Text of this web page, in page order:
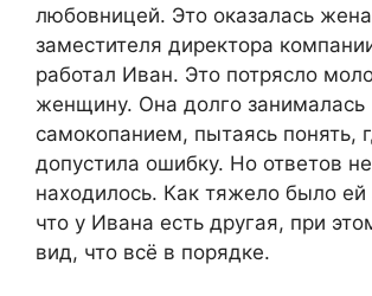
любовницей. Это оказалась жена
заместителя директора
работал Иван. Это потрясло
женщину. Она долго занималась
самокопанием, пытаясь понять,
допустила ошибку. Но ответов не
находилось. Как тяжело было ей
что у Ивана есть другая, при
вид, что всё в порядке.